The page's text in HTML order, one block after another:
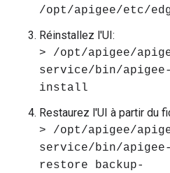
/opt/apigee/etc/
Réinstallez l'UI:
> /opt/apigee/
service/bin/
install
Restaurez l'UI à partir du
> /opt/apigee/
service/bin/
restore backup-